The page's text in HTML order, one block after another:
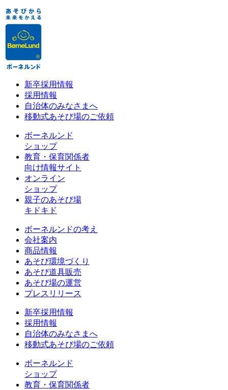
新卒採用情報
採用情報
自治体のみなさまへ
移動式あそび場のご依頼
ボーネルンド
ショップ
教育・保育関係者
向け情報サイト
オンライン
ショップ
親子のあそび場
キドキド
ボーネルンドの考え
会社案内
商品情報
あそび環境づくり
あそび道具販売
あそび場の運営
プレスリリース
新卒採用情報
採用情報
自治体のみなさまへ
移動式あそび場のご依頼
ボーネルンド
ショップ
教育・保育関係者